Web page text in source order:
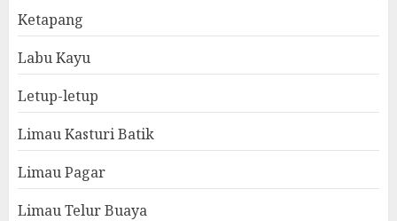
Ketapang
Labu Kayu
Letup-letup
Limau Kasturi Batik
Limau Pagar
Limau Telur Buaya